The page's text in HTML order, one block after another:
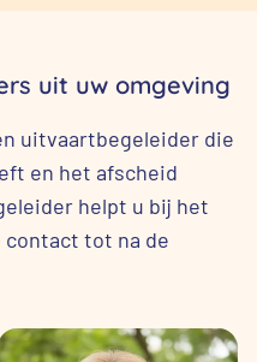
uit uw omgeving
uitvaartbegeleider die
en het afscheid
helpt u bij het
tot na de